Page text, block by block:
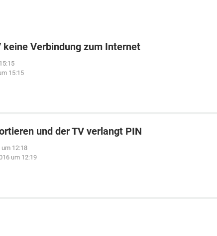
Verbindung zum Internet
15:15
und der TV verlangt PIN
um 12:18
um 12:19